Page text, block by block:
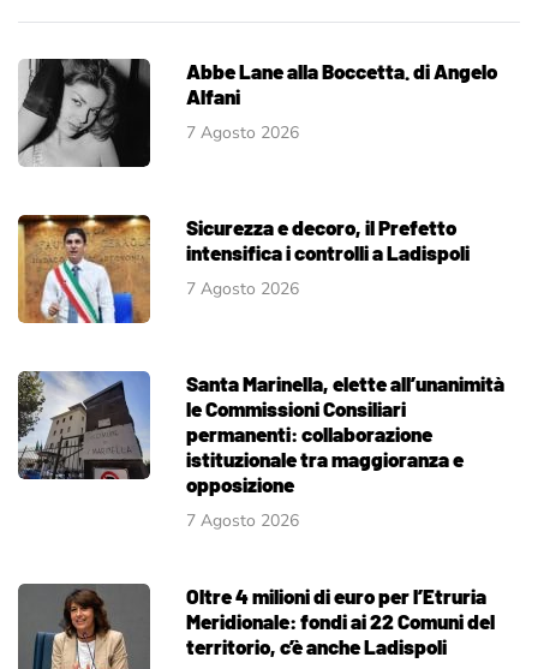
Abbe Lane alla Boccetta. di Angelo
Alfani
7 Agosto 2026
Sicurezza e decoro, il Prefetto
intensifica i controlli a Ladispoli
7 Agosto 2026
Santa Marinella, elette all’unanimità
le Commissioni Consiliari
permanenti: collaborazione
istituzionale tra maggioranza e
opposizione
7 Agosto 2026
Oltre 4 milioni di euro per l’Etruria
Meridionale: fondi ai 22 Comuni del
territorio, c’è anche Ladispoli